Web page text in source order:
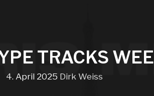
TRACKS
4. April 2025 Dirk Weiss